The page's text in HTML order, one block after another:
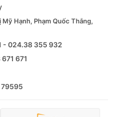
Mỹ Hạnh, Phạm Quốc Thắng,
- 024.38 355 932
671